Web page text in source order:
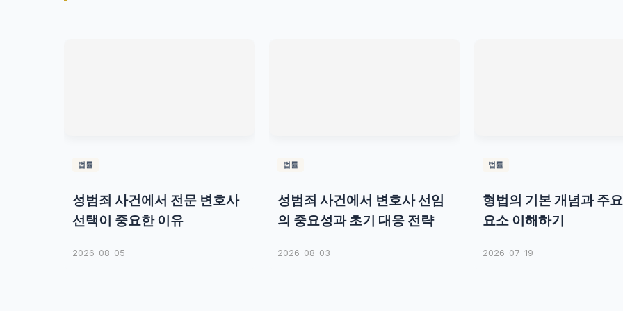
법률
성범죄 사건에서 전문 변호사
선택이 중요한 이유
2026-08-05
법률
성범죄 사건에서 변호사 선임
의 중요성과 초기 대응 전략
2026-08-03
법률
형법의 기본 개념과 주
요소 이해하기
2026-07-19